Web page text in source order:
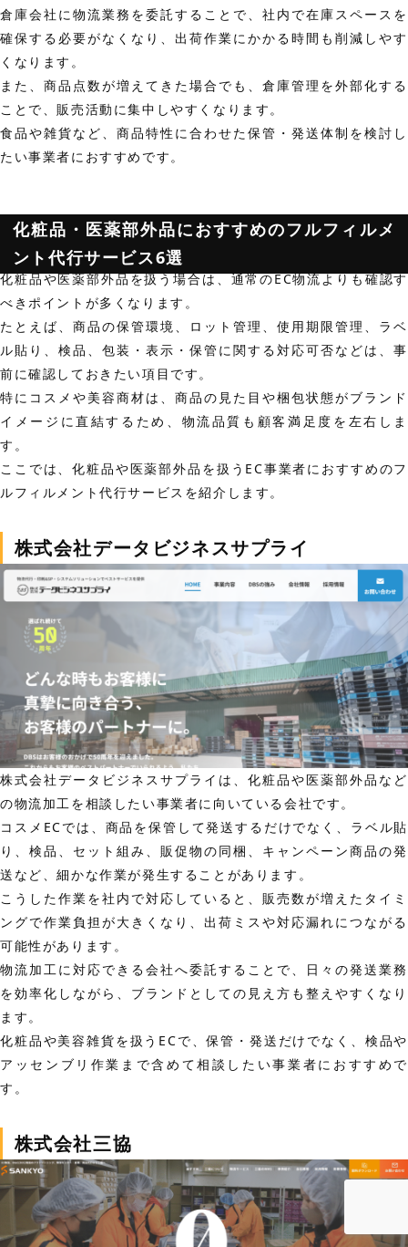
倉庫会社に物流業務を委託することで、社内で在庫スペースを
確保する必要がなくなり、出荷作業にかかる時間も削減しやす
くなります。
また、商品点数が増えてきた場合でも、倉庫管理を外部化する
ことで、販売活動に集中しやすくなります。
食品や雑貨など、商品特性に合わせた保管・発送体制を検討し
たい事業者におすすめです。
化粧品・医薬部外品におすすめのフルフィルメ
ント代行サービス6選
化粧品や医薬部外品を扱う場合は、通常のEC物流よりも確認す
べきポイントが多くなります。
たとえば、商品の保管環境、ロット管理、使用期限管理、ラベ
ル貼り、検品、包装・表示・保管に関する対応可否などは、事
前に確認しておきたい項目です。
特にコスメや美容商材は、商品の見た目や梱包状態がブランド
イメージに直結するため、物流品質も顧客満足度を左右しま
す。
ここでは、化粧品や医薬部外品を扱うEC事業者におすすめのフ
ルフィルメント代行サービスを紹介します。
株式会社データビジネスサプライ
株式会社データビジネスサプライは、化粧品や医薬部外品など
の物流加工を相談したい事業者に向いている会社です。
コスメECでは、商品を保管して発送するだけでなく、ラベル貼
り、検品、セット組み、販促物の同梱、キャンペーン商品の発
送など、細かな作業が発生することがあります。
こうした作業を社内で対応していると、販売数が増えたタイミ
ングで作業負担が大きくなり、出荷ミスや対応漏れにつながる
可能性があります。
物流加工に対応できる会社へ委託することで、日々の発送業務
を効率化しながら、ブランドとしての見え方も整えやすくなり
ます。
化粧品や美容雑貨を扱うECで、保管・発送だけでなく、検品や
アッセンブリ作業まで含めて相談したい事業者におすすめで
す。
株式会社三協